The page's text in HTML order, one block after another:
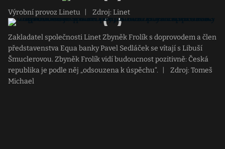
Výrobní provoz Linetu Zdroj: Linet
Zakladatel společnosti Linet Zbyněk Frolík s doprovodem a člen
představenstva Equa banky Pavel Sedláček se vítají s Libuší
Šmuclerovou. Zbyněk Frolík vidí budoucnost pozitivně: Česká
republika je podle něj „odsouzena k úspěchu“.
Zdroj: Tomeš
Michael